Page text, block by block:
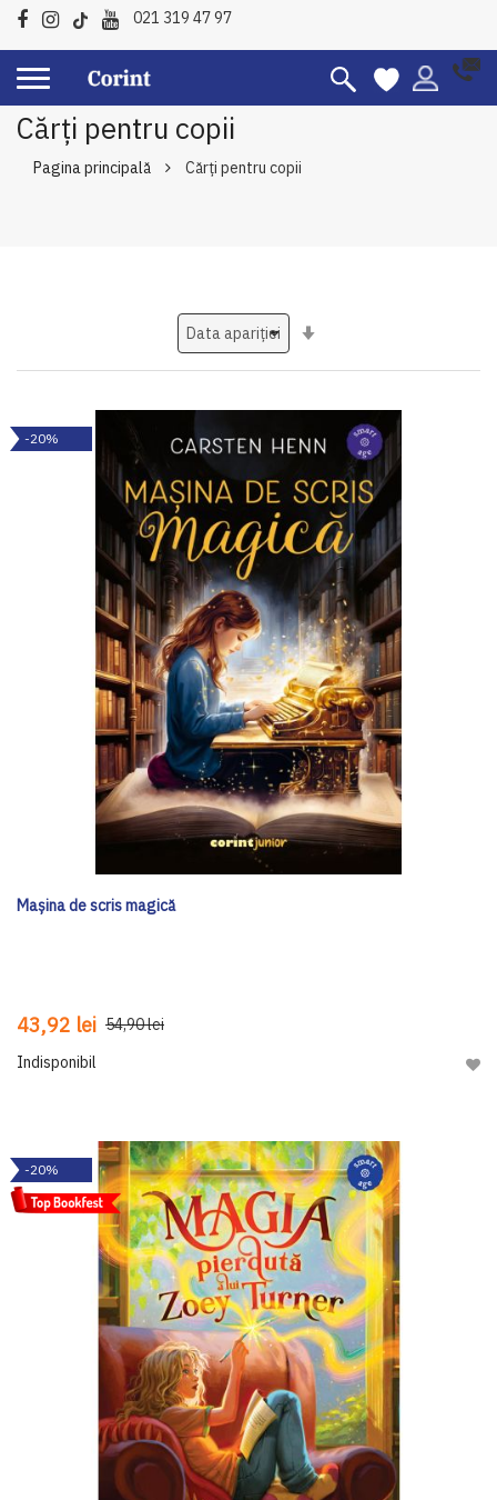
021 319 47 97
Cărți pentru copii
Pagina principală Cărți pentru copii
-20%
Mașina de scris magică
43,92 lei 54,90 lei
Indisponibil
-20%